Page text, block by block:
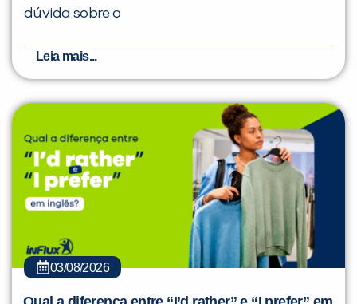
dúvida sobre o
Leia mais...
03/08/2026